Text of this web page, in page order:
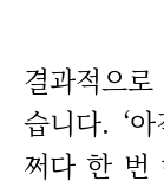
결과적으
습니다. ‘
쩌다 한 번